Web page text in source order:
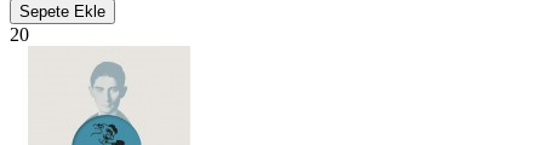
Sepete Ekle
20